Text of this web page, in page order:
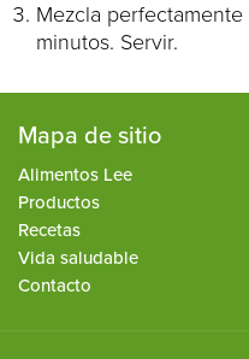
Mezcla
minutos. Servir.
Mapa de sitio
Alimentos Lee
Productos
Recetas
Vida saludable
Contacto